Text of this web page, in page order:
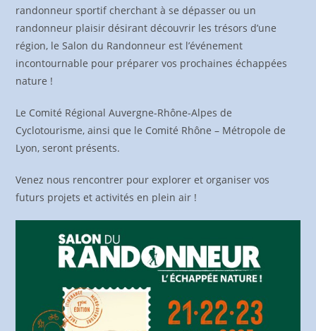
randonneur sportif cherchant à se dépasser ou un
randonneur plaisir désirant découvrir les trésors d’une
région, le Salon du Randonneur est l’événement
incontournable pour préparer vos prochaines échappées
nature !
Le Comité Régional Auvergne-Rhône-Alpes de
Cyclotourisme, ainsi que le Comité Rhône – Métropole de
Lyon, seront présents.
Venez nous rencontrer pour explorer et organiser vos
futurs projets et activités en plein air !